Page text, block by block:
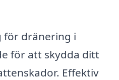
dränering i
för att skydda ditt
Effektiv